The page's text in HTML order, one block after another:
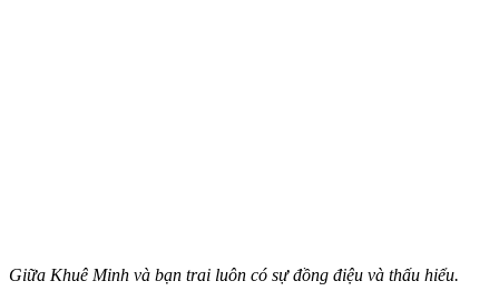
Giữa Khuê Minh và bạn trai luôn có sự đồng điệu và thấu hiểu.